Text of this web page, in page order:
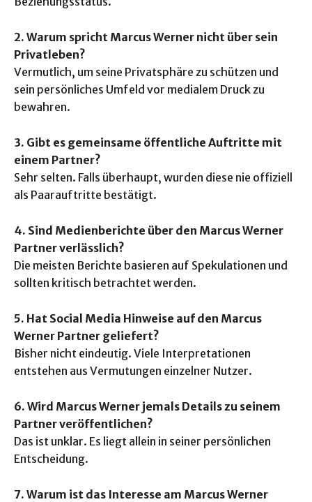
2. Warum spricht Marcus Werner nicht über sein
Privatleben?
Vermutlich, um seine Privatsphäre zu schützen und
sein persönliches Umfeld vor medialem Druck zu
bewahren.
3. Gibt es gemeinsame öffentliche Auftritte mit
einem Partner?
Sehr selten. Falls überhaupt, wurden diese nie offiziell
als Paarauftritte bestätigt.
4. Sind Medienberichte über den Marcus Werner
Partner verlässlich?
Die meisten Berichte basieren auf Spekulationen und
sollten kritisch betrachtet werden.
5. Hat Social Media Hinweise auf den Marcus
Werner Partner geliefert?
Bisher nicht eindeutig. Viele Interpretationen
entstehen aus Vermutungen einzelner Nutzer.
6. Wird Marcus Werner jemals Details zu seinem
Partner veröffentlichen?
Das ist unklar. Es liegt allein in seiner persönlichen
Entscheidung.
7. Warum ist das Interesse am Marcus Werner